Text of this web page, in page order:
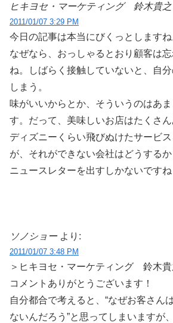
ヒキヨセ・マーケティング 鈴木貴之
2011/01/07 3:29 PM
今日の記事は本当にびくっとしますね
なぜなら、おっしゃるとおり顧客は
ね。しばらく接触していないと、自
しまう。
味がいいからとか、そういうのはあ
す。だって、美味しいお店はたくさん
ディズニーくらい飛びぬけたサービ
が、それができない会社はどうするか
ニュースレターを出すしかないですね
ソノショー より:
2011/01/07 3:48 PM
＞ヒキヨセ・マーケティング 鈴木貴
コメントありがとうございます！
自分都合で考えると、“なぜお客さん
ないんだろう”と思ってしまいますが、